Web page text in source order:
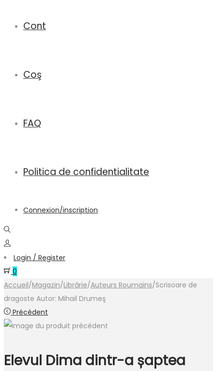
Cont
Coş
FAQ
Politica de confidentialitate
Connexion/inscription
Login / Register
0
Accueil/Magazin/Librărie/Auteurs Roumains/Scrisoare de
dragoste Autor: Mihail Drumeş
Précédent
Elevul Dima dintr-a șaptea